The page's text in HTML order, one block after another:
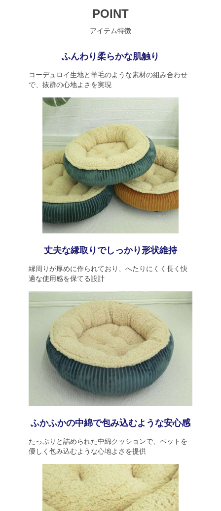
POINT
アイテム特徴
ふんわり柔らかな肌触り
コーデュロイ生地と羊毛のような素材の組み合わせ
で、抜群の心地よさを実現
丈夫な縁取りでしっかり形状維持
縁周りが厚めに作られており、へたりにくく長く快
適な使用感を保てる設計
ふかふかの中綿で包み込むような安心感
たっぷりと詰められた中綿クッションで、ペットを
優しく包み込むような心地よさを提供